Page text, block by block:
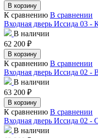
В корзину
К сравнению В сравнении
Входная дверь Иссида 03 -
В наличии
62 200 ₽
В корзину
К сравнению В сравнении
Входная дверь Иссида 02 -
В наличии
63 200 ₽
В корзину
К сравнению В сравнении
Входная дверь Иссида 02 -
В наличии